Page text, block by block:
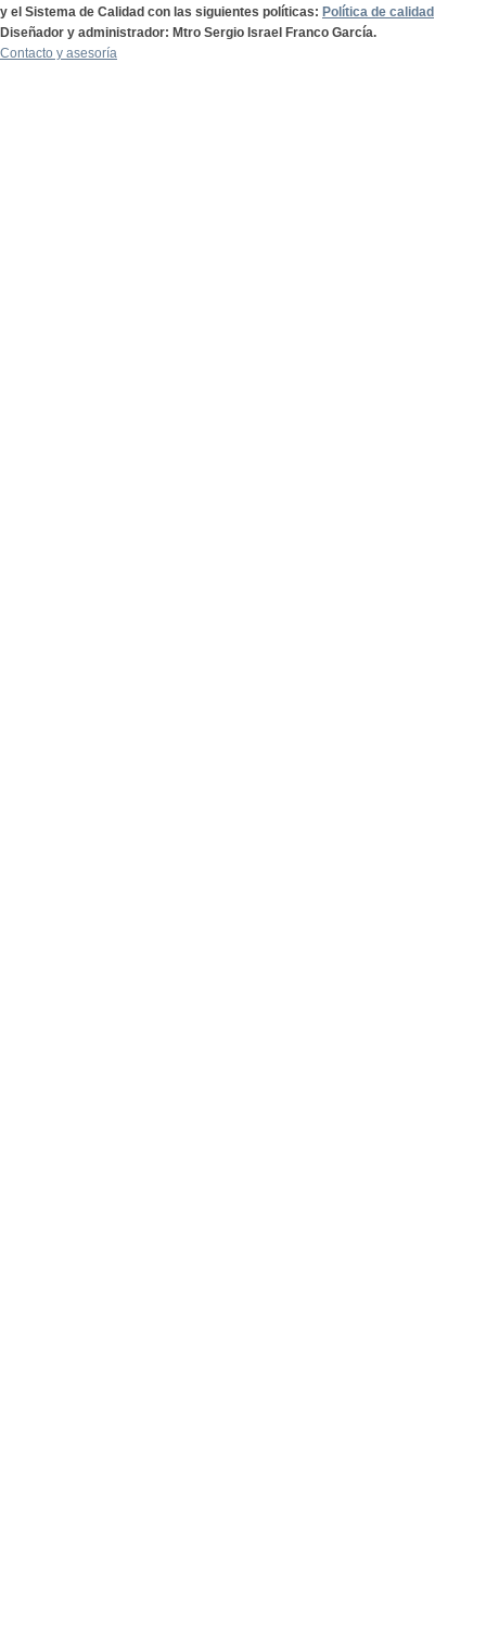
y el Sistema de Calidad con las siguientes políticas: Política de calidad
Diseñador y administrador: Mtro Sergio Israel Franco García.
Contacto y asesoría